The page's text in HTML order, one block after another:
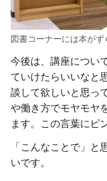
図書コーナーには本がず
今後は、講座につい
ていけたらいいなと
談して欲しいと思っ
や働き方でモヤモヤ
ます。この言葉にピ
「こんなことで」
いです。